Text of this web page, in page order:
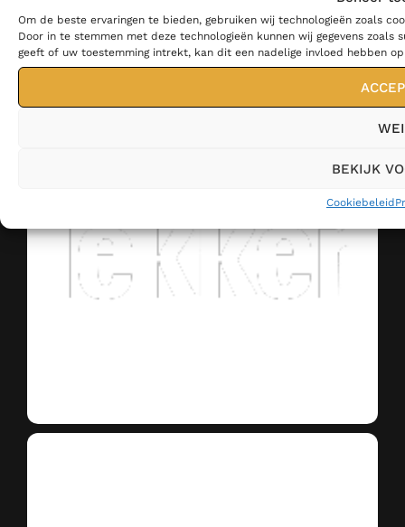
Om de beste ervaringen te bieden, gebruiken wij technologieën zoals
Door in te stemmen met deze technologieën kunnen wij gegevens
geeft of uw toestemming intrekt, kan dit een nadelige invloed hebben
BEKIJK
Cookiebeleid